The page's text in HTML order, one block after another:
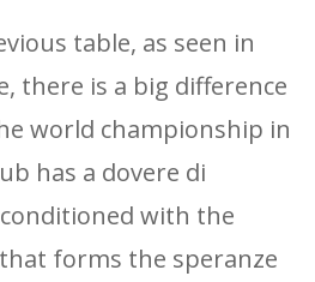
table, as seen in
there is a big difference
world championship in
has a dovere di
with the
forms the speranze